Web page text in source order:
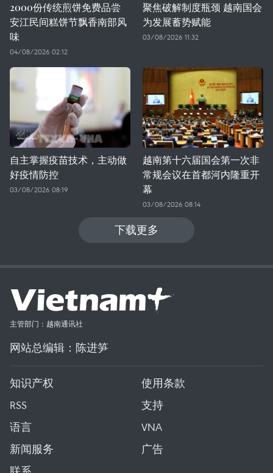
2000份传统煎饼免费品尝
安江民间糕饼节飘香南部风
味
04/08/2026 02:12
聚焦破解制度瓶颈 越南国会
为发展蓄势赋能
03/08/2026 11:32
自主掌握疫苗技术，主动做
好疫情防控
03/08/2026 08:19
越南第十六届国会第一次非
常规会议在首都河内隆重开
幕
03/08/2026 08:14
下载更多
主管部门：越南通讯社
网站总编辑：陈进笋
知识产权
使用条款
RSS
支持
语言
VNA
新闻服务
广告